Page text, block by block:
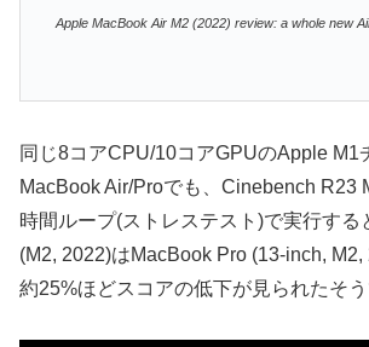
Apple MacBook Air M2 (2022) review: a whole new
同じ8コアCPU/10コアGPUのApple M1
MacBook Air/Proでも、Cinebench R23
時間ループ(ストレステスト)で実行する
(M2, 2022)はMacBook Pro (13-inch,
約25%ほどスコアの低下が見られたそう